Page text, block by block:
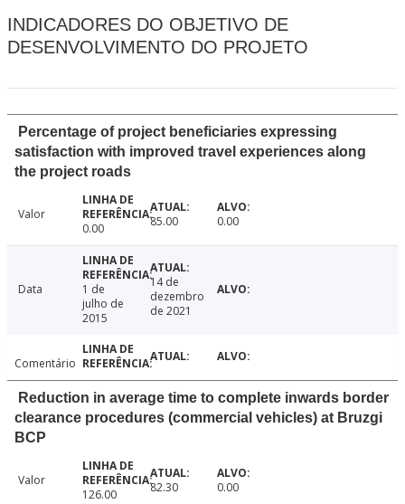
INDICADORES DO OBJETIVO DE
DESENVOLVIMENTO DO PROJETO
Percentage of project beneficiaries expressing
satisfaction with improved travel experiences along
the project roads
Valor
0.00
85.00 0.00
Data
1 de
julho de
2015
14 de
dezembro
de 2021
Comentário
Reduction in average time to complete inwards border
clearance procedures (commercial vehicles) at Bruzgi
BCP
Valor
126.00
82.30 0.00